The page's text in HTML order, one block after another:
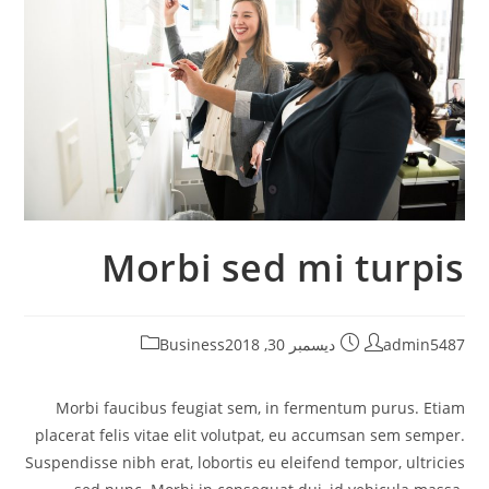
Morbi sed mi turpis
admin5487 ديسمبر 30, 2018 Business
Morbi faucibus feugiat sem, in fermentum purus. Etiam
placerat felis vitae elit volutpat, eu accumsan sem semper.
Suspendisse nibh erat, lobortis eu eleifend tempor, ultricies